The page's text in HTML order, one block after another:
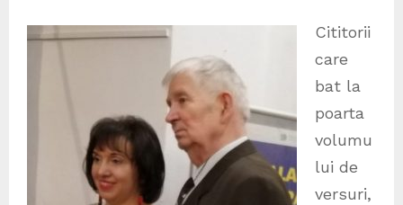
Cititorii
care
bat la
poarta
volumu
lui de
versuri,